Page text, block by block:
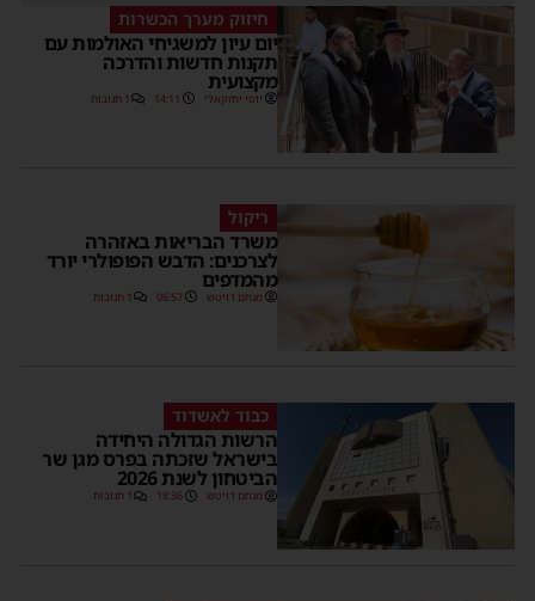
חיזוק מערך הכשרות
יום עיון למשגיחי האולמות עם
תקנות חדשות והדרכה
מקצועית
יוסי יחזקאלי 14:11 1 תגובות
ריקול
משרד הבריאות באזהרה
לצרכנים: הדבש הפופולרי יורד
מהמדפים
מנחם דויטש 06:57 1 תגובות
כבוד לאשדוד
הרשות הגדולה היחידה
בישראל שזכתה בפרס מגן שר
הביטחון לשנת 2026
מנחם דויטש 18:36 1 תגובות